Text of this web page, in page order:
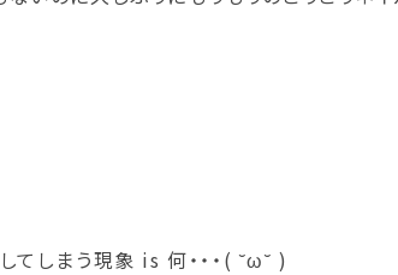
てしまう現象 is 何・・・( ˘ω˘ )